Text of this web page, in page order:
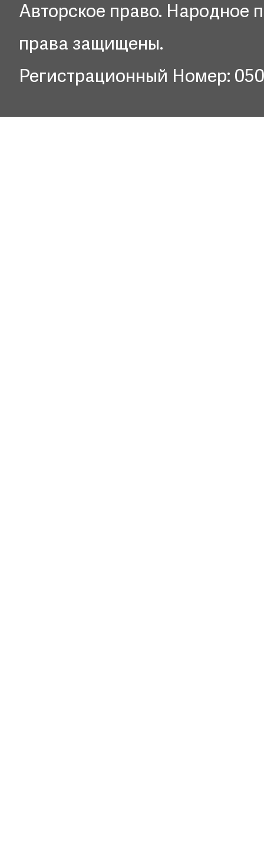
Авторское право. Народное
права защищены.
Регистрационный Номер: